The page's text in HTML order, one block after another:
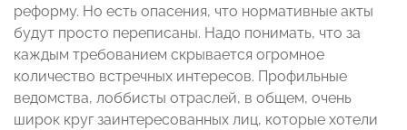
реформу. Но есть опасения, что нормативные акты
будут просто переписаны. Надо понимать, что за
каждым требованием скрывается огромное
количество встречных интересов. Профильные
ведомства, лоббисты отраслей, в общем, очень
широк круг заинтересованных лиц, которые хотели